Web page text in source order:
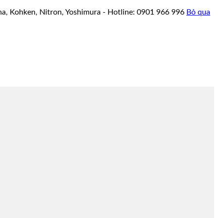
Kohken, Nitron, Yoshimura - Hotline: 0901 966 996 Bỏ qua